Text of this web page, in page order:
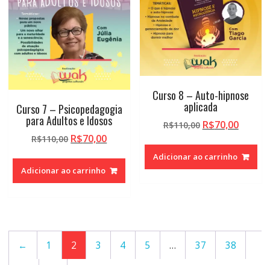
Curso 7 – Psicopedagogia
para Adultos e Idosos
R$110,00 O
original
era:
R$70,00O
atual
é:
Adicionar ao carrinho
Curso 8 – Auto-hipnose
aplicada
R$110,00 O
original
era:
R$70,00O
atual
é:
Adicionar ao carrinho
← 1 2 3 4 5 … 37 38